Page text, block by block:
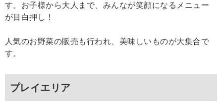
す。お子様から大人まで、みんなが笑顔になるメニュー
が目白押し！
人気のお野菜の販売も行われ、美味しいものが大集合で
す。
プレイエリア